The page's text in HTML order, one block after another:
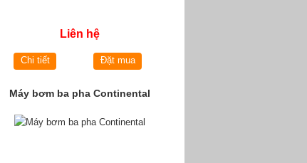
Liên hệ
Chi tiết Đặt mua
Máy bơm ba pha Continental